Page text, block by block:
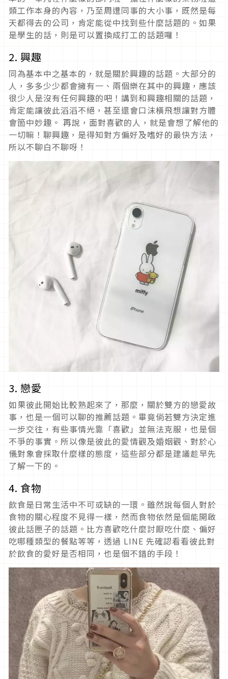
類工作本身的內容，乃至周遭同事的大小事，既然是每
天都得去的公司，肯定能從中找到些什麼話題的。如果
是學生的話，則是可以置換成打工的話題囉！
2. 興趣
同為基本中之基本的，就是關於興趣的話題。大部分的
人，多多少少都會擁有一、兩個樂在其中的興趣，應該
很少人是沒有任何興趣的吧！講到和興趣相關的話題，
肯定能讓彼此滔滔不絕，甚至還會口沫橫飛想讓對方體
會箇中妙趣。 再說，面對喜歡的人，就是會想了解他的
一切嘛！聊興趣，是得知對方偏好及嗜好的最快方法，
所以不聊白不聊呀！
3. 戀愛
如果彼此開始比較熟起來了，那麼，關於雙方的戀愛故
事，也是一個可以聊的推薦話題。畢竟倘若雙方決定進
一步交往，有些事情光靠「喜歡」並無法克服，也是個
不爭的事實。所以像是彼此的愛情觀及婚姻觀、對於心
儀對象會採取什麼樣的態度，這些部分都是建議趁早先
了解一下的。
4. 食物
飲食是日常生活中不可或缺的一環。雖然說每個人對於
食物的關心程度不見得一樣，然而食物依然是個能開啟
彼此話匣子的話題。比方喜歡吃什麼討厭吃什麼、偏好
吃哪種類型的餐點等等，透過 LINE 先確認看看彼此對
於飲食的愛好是否相同，也是個不錯的手段！